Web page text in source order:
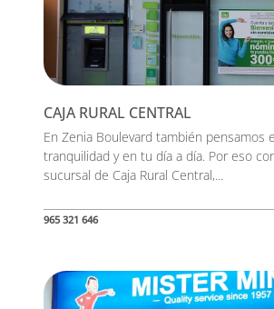
CAJA RURAL CENTRAL
En Zenia Boulevard también pensamos
tranquilidad y en tu día a día. Por eso
sucursal de Caja Rural Central,...
965 321 646